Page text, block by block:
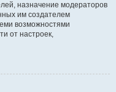
назначение модераторов
им создателем
возможностями
от настроек,